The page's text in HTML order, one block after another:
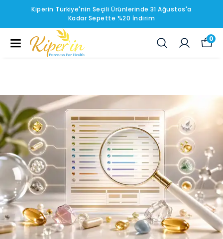
Kiperin Türkiye'nin Seçili Ürünlerinde 31 Ağustos'a
Kadar Sepette %20 İndirim
0